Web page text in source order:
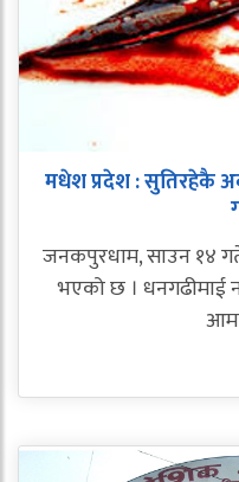
मधेश प्रदेश : सुतिरहेकै
जनकपुरधाम, साउन १४
भएको छ । धनगढीमाई